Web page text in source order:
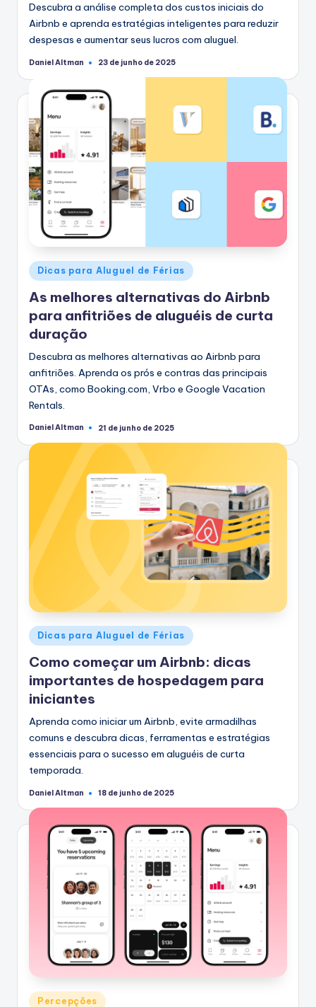
Descubra a análise completa dos custos iniciais do
Airbnb e aprenda estratégias inteligentes para reduzir
despesas e aumentar seus lucros com aluguel.
Postado
Daniel Altman 23 de junho de 2025
Postado
em
Dicas para Aluguel de Férias
As melhores alternativas do Airbnb
para anfitriões de aluguéis de curta
duração
Descubra as melhores alternativas ao Airbnb para
anfitriões. Aprenda os prós e contras das principais
OTAs, como Booking.com, Vrbo e Google Vacation
Rentals.
Postado
Daniel Altman 21 de junho de 2025
Postado
em
Dicas para Aluguel de Férias
Como começar um Airbnb: dicas
importantes de hospedagem para
iniciantes
Aprenda como iniciar um Airbnb, evite armadilhas
comuns e descubra dicas, ferramentas e estratégias
essenciais para o sucesso em aluguéis de curta
temporada.
Postado
Daniel Altman 18 de junho de 2025
Postado
Percepções